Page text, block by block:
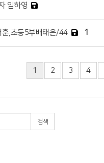
임하영
,초등5부배태은/44 1
1 2 3 4
검색